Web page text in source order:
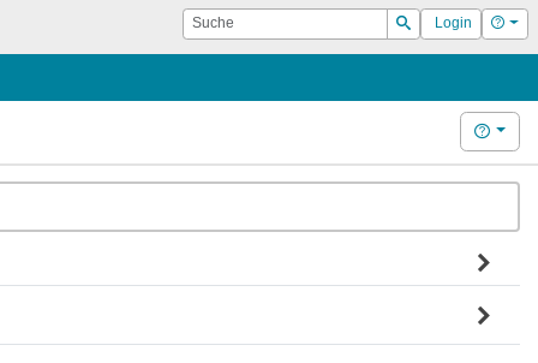
Suche
Suchen
Login Hilfe
Hilfe